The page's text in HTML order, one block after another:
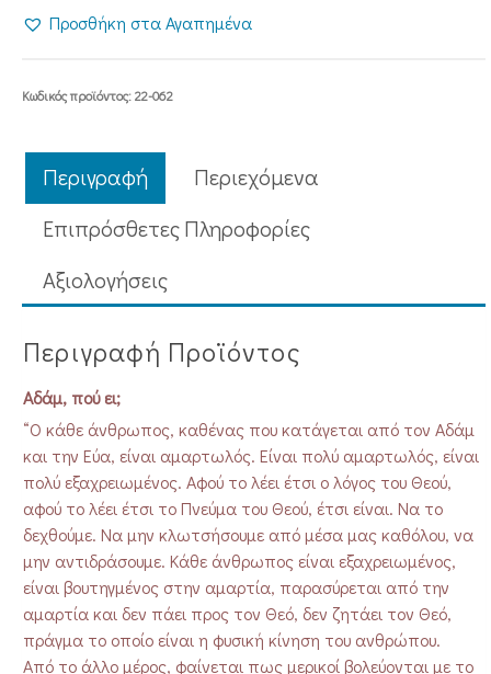
ΕΙ;
ποσότητα
Προσθήκη στα Αγαπημένα
Κωδικός προϊόντος:22-062
Περιγραφή
Περιεχόμενα
Επιπρόσθετες Πληροφορίες
Aξιολογήσεις
Περιγραφή Προϊόντος
Αδάμ, πού ει;
“Ο κάθε άνθρωπος, καθένας που κατάγεται από τον Αδάμ
και την Εύα, είναι αμαρτωλός. Είναι πολύ αμαρτωλός, είναι
πολύ εξαχρειωμένος. Αφού το λέει έτσι ο λόγος του Θεού,
αφού το λέει έτσι το Πνεύμα του Θεού, έτσι είναι. Να το
δεχθούμε. Να μην κλωτσήσουμε από μέσα μας καθόλου, να
μην αντιδράσουμε. Κάθε άνθρωπος είναι εξαχρειωμένος,
είναι βουτηγμένος στην αμαρτία, παρασύρεται από την
αμαρτία και δεν πάει προς τον Θεό, δεν ζητάει τον Θεό,
πράγμα το οποίο είναι η φυσική κίνηση του ανθρώπου.
Από το άλλο μέρος, φαίνεται πως μερικοί βολεύονται με το